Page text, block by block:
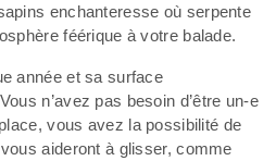
enchanteresse où serpente
féérique à votre balade.
année et sa surface
n’avez pas besoin d’être un-e
vous avez la possibilité de
aideront à glisser, comme